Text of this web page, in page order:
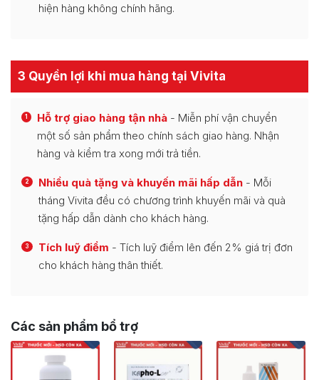
hiện hàng không chính hãng.
3 Quyền lợi khi mua hàng tại Vivita
1 Hỗ trợ giao hàng tận nhà - Miễn phí vận chuyển
một số sản phẩm theo chính sách giao hàng. Nhận
hàng và kiểm tra xong mới trả tiền.
2 Nhiều quà tặng và khuyến mãi hấp dẫn - Mỗi
tháng Vivita đều có chương trình khuyến mãi và quà
tặng hấp dẫn dành cho khách hàng.
3 Tích luỹ điểm - Tích luỹ điểm lên đến 2% giá trị đơn
cho khách hàng thân thiết.
Các sản phẩm bổ trợ